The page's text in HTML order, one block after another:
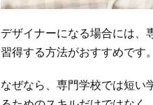
デザイナーになる場合には、
習得する方法がおすすめです。
なぜなら、専門学校では短い